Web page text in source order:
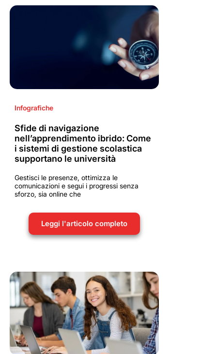
Infografiche
Sfide di navigazione
nell’apprendimento ibrido: Come
i sistemi di gestione scolastica
supportano le università
Gestisci le presenze, ottimizza le
comunicazioni e segui i progressi senza
sforzo, sia online che
Leggi l'articolo completo